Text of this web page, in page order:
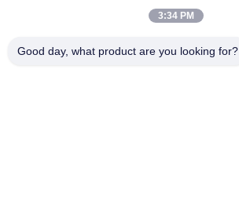
Adresse
3:34 PM
Good day, what product are you looking for?